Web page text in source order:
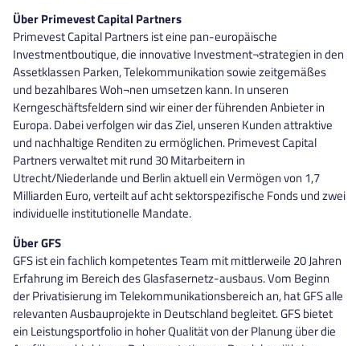
Über Primevest Capital Partners
Primevest Capital Partners ist eine pan-europäische
Investmentboutique, die innovative Investment¬strategien in den
Assetklassen Parken, Telekommunikation sowie zeitgemäßes
und bezahlbares Woh¬nen umsetzen kann. In unseren
Kerngeschäftsfeldern sind wir einer der führenden Anbieter in
Europa. Dabei verfolgen wir das Ziel, unseren Kunden attraktive
und nachhaltige Renditen zu ermöglichen. Primevest Capital
Partners verwaltet mit rund 30 Mitarbeitern in
Utrecht/Niederlande und Berlin aktuell ein Vermögen von 1,7
Milliarden Euro, verteilt auf acht sektorspezifische Fonds und zwei
individuelle institutionelle Mandate.
Über GFS
GFS ist ein fachlich kompetentes Team mit mittlerweile 20 Jahren
Erfahrung im Bereich des Glasfasernetz-ausbaus. Vom Beginn
der Privatisierung im Telekommunikationsbereich an, hat GFS alle
relevanten Ausbauprojekte in Deutschland begleitet. GFS bietet
ein Leistungsportfolio in hoher Qualität von der Planung über die